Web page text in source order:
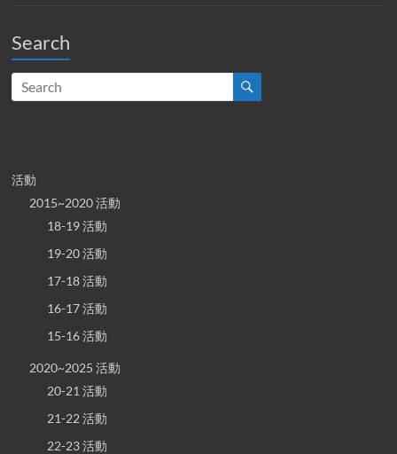
Search
活動
2015~2020 活動
18-19 活動
19-20 活動
17-18 活動
16-17 活動
15-16 活動
2020~2025 活動
20-21 活動
21-22 活動
22-23 活動